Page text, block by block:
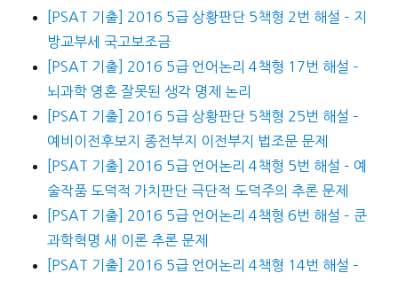
[PSAT 기출] 2016 5급 상황판단 5책형 2번 해설 – 지
방교부세 국고보조금
[PSAT 기출] 2016 5급 언어논리 4책형 17번 해설 –
뇌과학 영혼 잘못된 생각 명제 논리
[PSAT 기출] 2016 5급 상황판단 5책형 25번 해설 –
예비이전후보지 종전부지 이전부지 법조문 문제
[PSAT 기출] 2016 5급 언어논리 4책형 5번 해설 – 예
술작품 도덕적 가치판단 극단적 도덕주의 추론 문제
[PSAT 기출] 2016 5급 언어논리 4책형 6번 해설 – 쿤
과학혁명 새 이론 추론 문제
[PSAT 기출] 2016 5급 언어논리 4책형 14번 해설 –